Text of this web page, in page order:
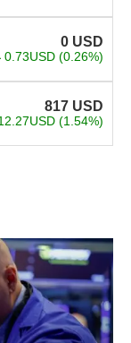
0 USD
0.73USD (0.26%)
817 USD
(1.54%)